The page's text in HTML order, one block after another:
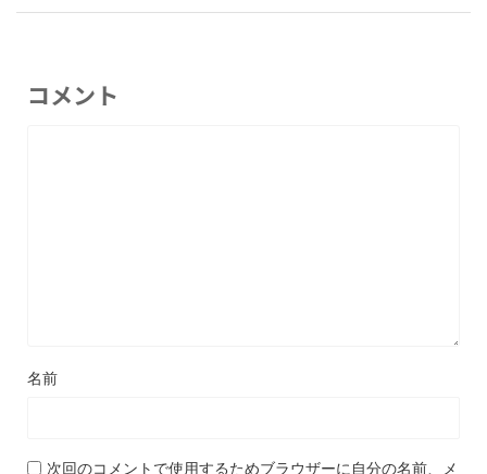
コメント
名前
次回のコメントで使用するためブラウザーに自分の名前、メ